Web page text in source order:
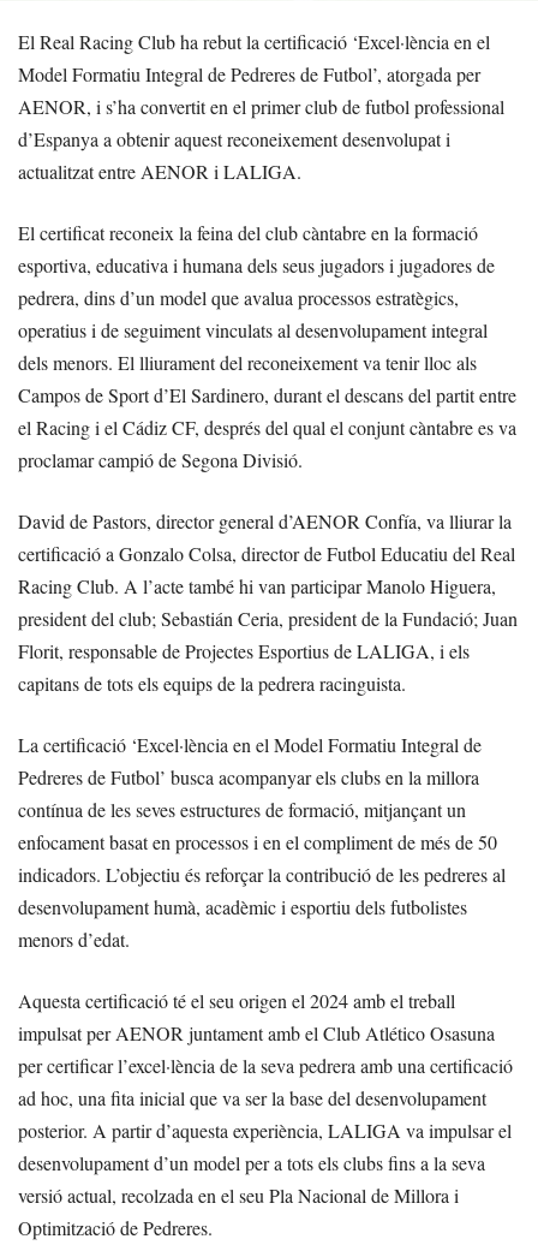
El Real Racing Club ha rebut la certificació ‘Excel·lència en el
Model Formatiu Integral de Pedreres de Futbol’, atorgada per
AENOR, i s’ha convertit en el primer club de futbol professional
d’Espanya a obtenir aquest reconeixement desenvolupat i
actualitzat entre AENOR i LALIGA.
El certificat reconeix la feina del club càntabre en la formació
esportiva, educativa i humana dels seus jugadors i jugadores de
pedrera, dins d’un model que avalua processos estratègics,
operatius i de seguiment vinculats al desenvolupament integral
dels menors. El lliurament del reconeixement va tenir lloc als
Campos de Sport d’El Sardinero, durant el descans del partit entre
el Racing i el Cádiz CF, després del qual el conjunt càntabre es va
proclamar campió de Segona Divisió.
David de Pastors, director general d’AENOR Confía, va lliurar la
certificació a Gonzalo Colsa, director de Futbol Educatiu del Real
Racing Club. A l’acte també hi van participar Manolo Higuera,
president del club; Sebastián Ceria, president de la Fundació; Juan
Florit, responsable de Projectes Esportius de LALIGA, i els
capitans de tots els equips de la pedrera racinguista.
La certificació ‘Excel·lència en el Model Formatiu Integral de
Pedreres de Futbol’ busca acompanyar els clubs en la millora
contínua de les seves estructures de formació, mitjançant un
enfocament basat en processos i en el compliment de més de 50
indicadors. L’objectiu és reforçar la contribució de les pedreres al
desenvolupament humà, acadèmic i esportiu dels futbolistes
menors d’edat.
Aquesta certificació té el seu origen el 2024 amb el treball
impulsat per AENOR juntament amb el Club Atlético Osasuna
per certificar l’excel·lència de la seva pedrera amb una certificació
ad hoc, una fita inicial que va ser la base del desenvolupament
posterior. A partir d’aquesta experiència, LALIGA va impulsar el
desenvolupament d’un model per a tots els clubs fins a la seva
versió actual, recolzada en el seu Pla Nacional de Millora i
Optimització de Pedreres.